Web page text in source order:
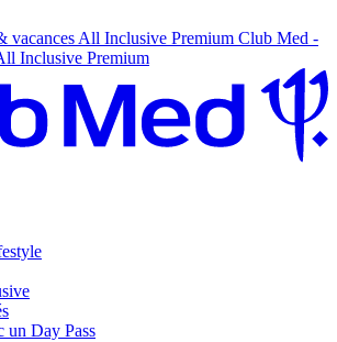
vacances All Inclusive Premium Club Med -
Inclusive Premium
un Day Pass